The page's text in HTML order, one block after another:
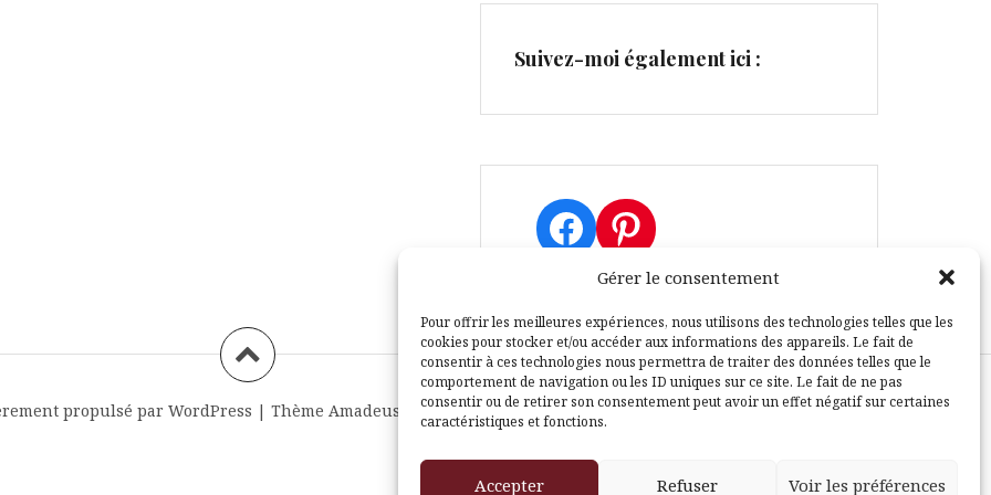
Gérer le consentement
Pour offrir les meilleures expériences, nous utilisons des technologies telles que les
cookies pour stocker et/ou accéder aux informations des appareils. Le fait de
consentir à ces technologies nous permettra de traiter des données telles que le
comportement de navigation ou les ID uniques sur ce site. Le fait de ne pas
consentir ou de retirer son consentement peut avoir un effet négatif sur certaines
caractéristiques et fonctions.
Accepter Refuser Voir les préférences
Suivez-moi également ici :
Facebook
Pinterest
propulsé par WordPress | Thème Amadeus par Themeisle